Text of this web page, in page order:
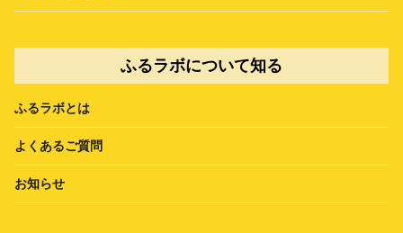
ふるラボについて知る
ふるラボとは
よくあるご質問
お知らせ